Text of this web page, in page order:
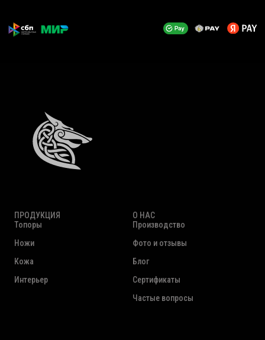
ПРОДУКЦИЯ
Топоры
Ножи
Кожа
Интерьер
О НАС
Производство
Фото и отзывы
Блог
Сертификаты
Частые вопросы